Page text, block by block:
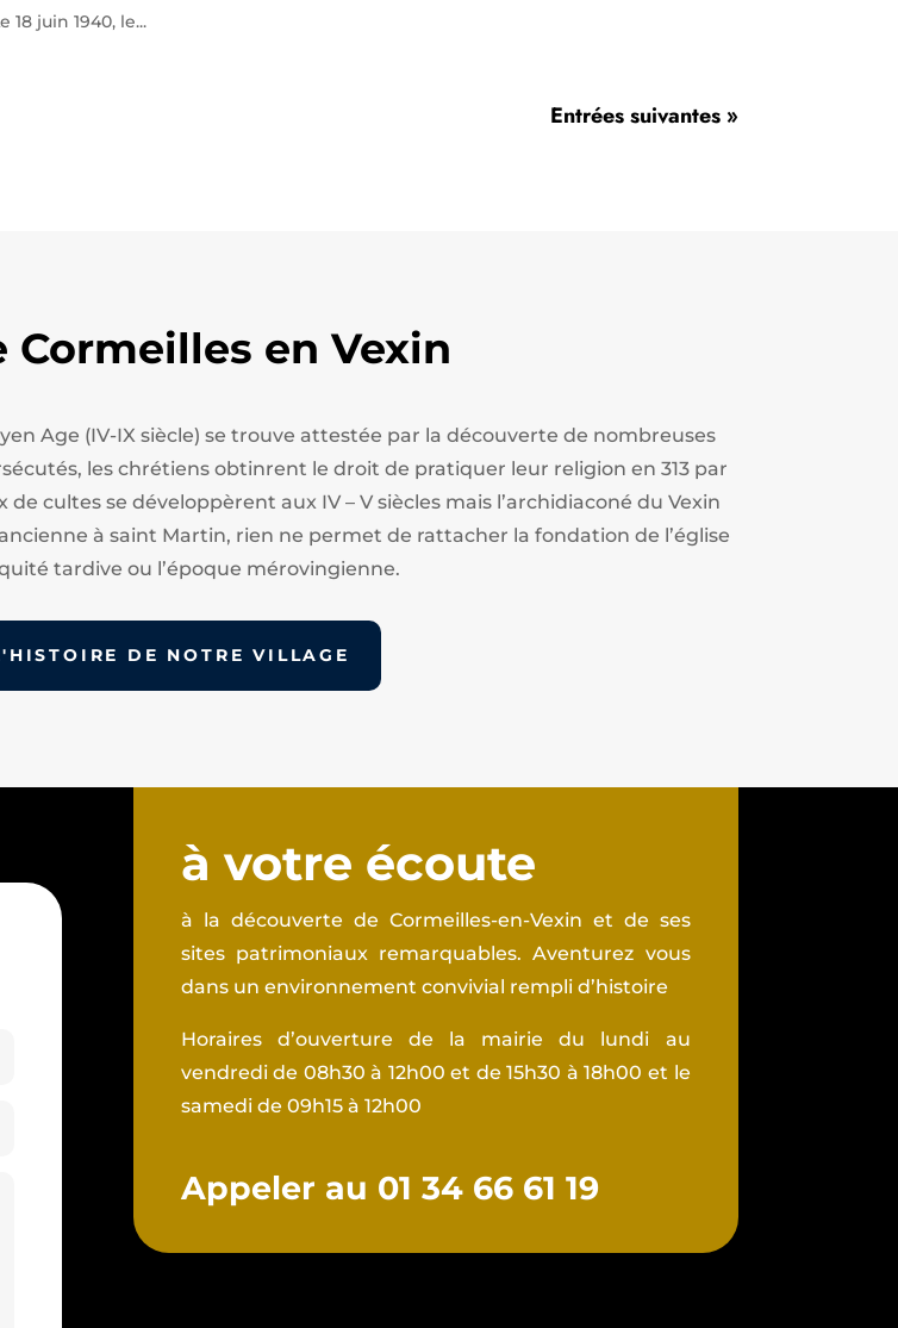
18 juin 1940, le...
Entrées suivantes »
Cormeilles en Vexin
Age (IV-IX siècle) se trouve attestée par la découverte de nombreuses
les chrétiens obtinrent le droit de pratiquer leur religion en 313 par
cultes se développèrent aux IV – V siècles mais l’archidiaconé du Vexin
à saint Martin, rien ne permet de rattacher la fondation de l’église
tardive ou l’époque mérovingienne.
DE NOTRE VILLAGE
à votre écoute
à la découverte de Cormeilles-en-Vexin et de ses
sites patrimoniaux remarquables. Aventurez vous
dans un environnement convivial rempli d’histoire
Horaires d’ouverture de la mairie du lundi au
vendredi de 08h30 à 12h00 et de 15h30 à 18h00 et le
samedi de 09h15 à 12h00
Appeler au 01 34 66 61 19